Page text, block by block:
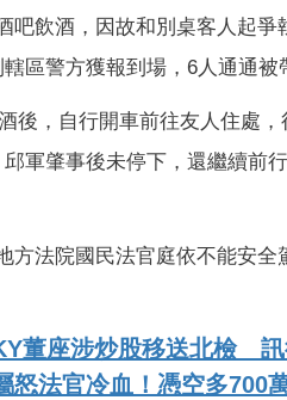
吧飲酒，因故和別桌客人起
區警方獲報到場，6人通通被
後，自行開車前往友人住處
軍肇事後未停下，還繼續前
方法院國民法官庭依不能安
董座涉炒股移送北檢
怒法官冷血！憑空多